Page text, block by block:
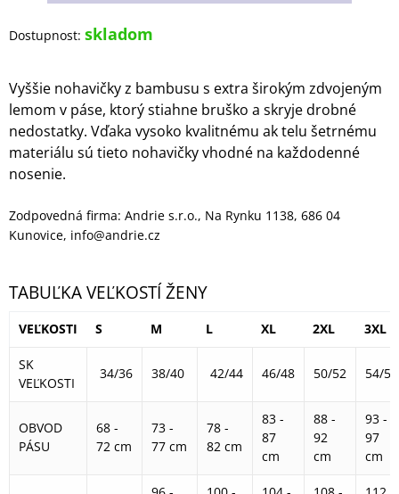
Dostupnost: skladom
Vyššie nohavičky z bambusu s extra širokým zdvojeným
lemom v páse, ktorý stiahne bruško a skryje drobné
nedostatky. Vďaka vysoko kvalitnému ak telu šetrnému
materiálu sú tieto nohavičky vhodné na každodenné
nosenie.
Zodpovedná firma: Andrie s.r.o., Na Rynku 1138, 686 04
Kunovice, info@andrie.cz
TABUĽKA VEĽKOSTÍ ŽENY
VEĽKOSTI S M L XL 2XL 3XL
SK
VEĽKOSTI
34/36 38/40 42/44 46/48 50/52 54/56
OBVOD
PÁSU
68 -
72 cm
73 -
77 cm
78 -
82 cm
83 -
87
cm
88 -
92
cm
93 -
97
cm